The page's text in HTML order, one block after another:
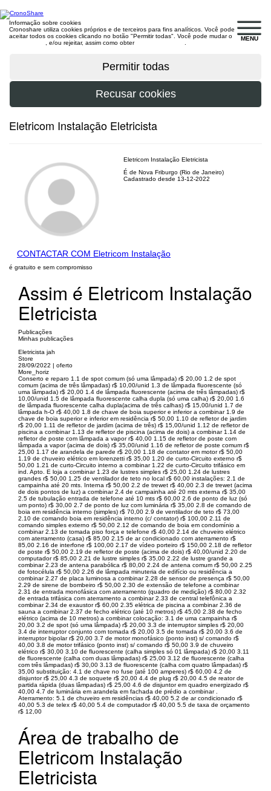
MENU
Informação sobre cookies
Cronoshare utiliza cookies próprios e de terceiros para fins analíticos. Você pode
aceitar todos os cookies clicando no botão "Permitir todas". Você pode mudar o
, e/ou rejeitar, assim como obter
Eletricom Instalação Eletricista
Eletricom Instalação Eletricista
É de Nova Friburgo (Rio de Janeiro)
Cadastrado desde 13-12-2022
CONTACTAR COM Eletricom Instalação
é gratuito e sem compromisso
Assim é Eletricom Instalação
Eletricista
Publicações
Minhas publicações
Eletricista jah
Store
28/09/2022 | oferto
More_horiz
Conserto e reparo 1.1 de spot comum (só uma lâmpada) r$ 20,00 1.2 de spot
comum (acima de três lâmpadas) r$ 10,00/unid 1.3 de lâmpada fluorescente (só
uma lâmpada) r$ 20,00 1.4 de lâmpada fluorescente (acima de três lâmpadas) r$
10,00/unid 1.5 de lâmpada fluorescente calha dupla (só uma calha) r$ 20,00 1.6
de lâmpada fluorescente calha dupla(acima de três calhas) r$ 15,00/unid 1.7 de
lâmpada h-O r$ 40,00 1.8 de chave de boia superior e inferior a combinar 1.9 de
chave de boia superior e inferior em residência r$ 50,00 1.10 de refletor de jardim
r$ 20,00 1.11 de refletor de jardim (acima de três) r$ 15,00/unid 1.12 de refletor de
piscina a combinar 1.13 de refletor de piscina (acima de dois) a combinar 1.14 de
refletor de poste com lâmpada a vapor r$ 40,00 1.15 de refletor de poste com
lâmpada a vapor (acima de dois) r$ 35,00/unid 1.16 de refletor de poste comum r$
25,00 1.17 de arandela de parede r$ 20,00 1.18 de contator em motor r$ 50,00
1.19 de chuveiro elétrico em lorenzetti r$ 35,00 1.20 de curto-Circuito externo r$
50,00 1.21 de curto-Circuito interno a combinar 1.22 de curto-Circuito trifásico em
ind. Apto. E loja a combinar 1.23 de lustres simples r$ 25,00 1.24 de lustres
grandes r$ 50,00 1.25 de ventilador de teto no local r$ 60,00 instalações: 2.1 de
campainha até 20 mts. Interna r$ 50,00 2.2 de trewet r$ 40,00 2.3 de trewet (acima
de dois pontos de luz) a combinar 2.4 de campainha até 20 mts externa r$ 35,00
2.5 de tubulação entrada de telefone até 10 mts r$ 60,00 2.6 de ponto de luz (só
um ponto) r$ 30,00 2.7 de ponto de luz com luminária r$ 35,00 2.8 de comando de
boia em residência interno (simples) r$ 70,00 2.9 de ventilador de teto r$ 73,00
2.10 de comando boia em residência interno (c/ contator) r$ 100,00 2.11 de
comando simples externo r$ 50,00 2.12 de comando de boia em condomínio a
combinar 2.13 de tomada piso força e telefone r$ 40,00 2.14 de chuveiro elétrico
com aterramento (casa) r$ 85,00 2.15 de ar condicionado com aterramento r$
85,00 2.16 de interfone r$ 100,00 2.17 de vídeo porteiro r$ 150,00 2.18 de refletor
de poste r$ 50,00 2.19 de refletor de poste (acima de dois) r$ 40,00/unid 2.20 de
computador r$ 85,00 2.21 de lustre simples r$ 35,00 2.22 de lustre grande a
combinar 2.23 de antena parabólica r$ 80,00 2.24 de antena comum r$ 50,00 2.25
de fotocélula r$ 50,00 2.26 de lâmpada minuteria de edifício ou residência a
combinar 2.27 de placa luminosa a combinar 2.28 de sensor de presença r$ 50,00
2.29 de sirene de bombeiro r$ 50,00 2.30 de extensão de telefone a combinar
2.31 de entrada monofásica com aterramento (quadro de medição) r$ 80,00 2.32
de entrada trifásica com aterramento a combinar 2.33 de central telefônica a
combinar 2.34 de exaustor r$ 60,00 2.35 elétrica de piscina a combinar 2.36 de
sauna a combinar 2.37 de fecho elétrico (até 10 metros) r$ 45,00 2.38 de fecho
elétrico (acima de 10 metros) a combinar colocação: 3.1 de uma campainha r$
20,00 3.2 de spot (só uma lâmpada) r$ 20,00 3.3 de interruptor simples r$ 20,00
3.4 de interruptor conjunto com tomada r$ 20,00 3.5 de tomada r$ 20,00 3.6 de
interruptor bipolar r$ 20,00 3.7 de motor monofásico (ponto inst) s/ comando r$
40,00 3.8 de motor trifásico (ponto inst) s/ comando r$ 50,00 3.9 de chuveiro
elétrico r$ 30,00 3.10 de fluorescente (calha simples só 01 lâmpada) r$ 20,00 3.11
de fluorescente (calha com duas lâmpadas) r$ 25,00 3.12 de fluorescente (calha
com três lâmpadas) r$ 30,00 3.13 de fluorescente (calha com quatro lâmpadas) r$
35,00 substituição: 4.1 de chave no fuse (até 100 amperes) r$ 60,00 4.2 de
disjuntor r$ 25,00 4.3 de soquete r$ 20,00 4.4 de plug r$ 20,00 4.5 de reator de
partida rápida (duas lâmpadas) r$ 25,00 4.6 de disjuntor em quadro energizado r$
40,00 4.7 de luminária em arandela em fachada de prédio a combinar .
Aterramento: 5.1 de chuveiro em residências r$ 40,00 5.2 de ar condicionado r$
40,00 5.3 de telex r$ 40,00 5.4 de computador r$ 40,00 5.5 de taxa de orçamento
r$ 12,00
Área de trabalho de
Eletricom Instalação
Eletricista